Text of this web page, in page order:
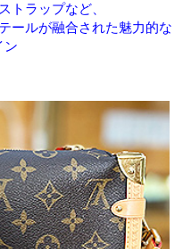
トラップなど、
ールが融合された魅力的な
ン